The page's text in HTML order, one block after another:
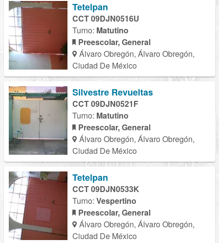
Tetelpan
CCT 09DJN0516U
Turno: Matutino
Preescolar, General
Álvaro Obregón, Álvaro Obregón,
Ciudad De México
Silvestre Revueltas
CCT 09DJN0521F
Turno: Matutino
Preescolar, General
Álvaro Obregón, Álvaro Obregón,
Ciudad De México
Tetelpan
CCT 09DJN0533K
Turno: Vespertino
Preescolar, General
Álvaro Obregón, Álvaro Obregón,
Ciudad De México